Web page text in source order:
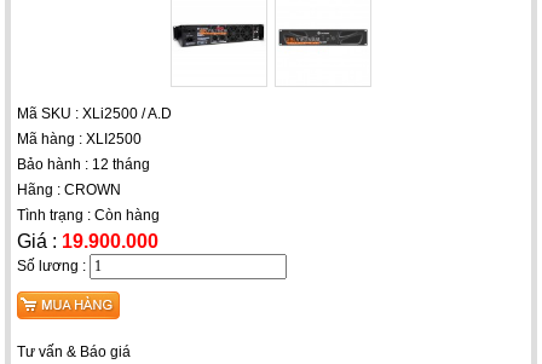
Mã SKU : XLi2500 / A.D
Mã hàng : XLI2500
Bảo hành : 12 tháng
Hãng : CROWN
Tình trạng : Còn hàng
Giá : 19.900.000
Số lương :
Tư vấn & Báo giá